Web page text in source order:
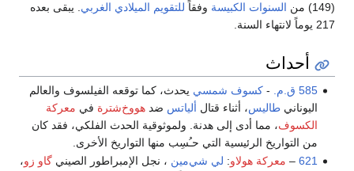
(149) من
السنوات الكبيسة وفقاً للتقويم الميلادي الغربي . يبقى بعده
217 يوماً لانتهاء السنة.
أحداث
585 ق.م. -كسوف شمسي يحدث، كما توقعه الفيلسوف والعالم
اليونانيطاليس، أثناء قتال ألياتس ضدهووخ‌شترة في معركة
الكسوف، مما أدى إلى هدنة. ولموثوقية الحدث الفلكي، فقد كان
من التواريخ الرئيسية التي حـُسِب منها التواريخ الأخرى.
621
– معركة هولاو: لي شي‌مين ، نجل الإمبراطور الصينيگاو زو،